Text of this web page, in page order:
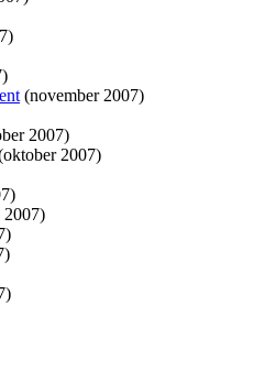
(november 2007)
2007)
2007)
2007)